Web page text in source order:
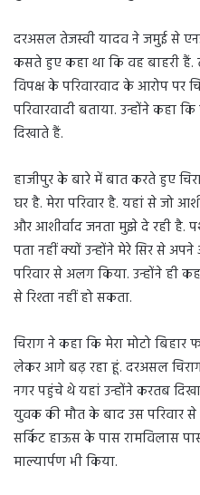
दरअसल तेजस्वी यादव ने जमुई से
कसते हुए कहा था कि वह बाहरी हैं.
विपक्ष के परिवारवाद के आरोप पर
परिवारवादी बताया. उन्होंने कहा
दिखाते हैं.
हाजीपुर के बारे में बात करते हुए
घर है. मेरा परिवार है. यहां से जो
और आशीर्वाद जनता मुझे दे रही है.
पता नहीं क्यों उन्होंने मेरे सिर से
परिवार से अलग किया. उन्होंने ही
से रिश्ता नहीं हो सकता.
चिराग ने कहा कि मेरा मोटो बिहार
लेकर आगे बढ़ रहा हूं. दरअसल
नगर पहुंचे थे यहां उन्होंने करतब
युवक की मौत के बाद उस परिवार
सर्किट हाऊस के पास रामविलास
माल्यार्पण भी किया.